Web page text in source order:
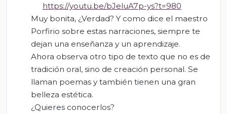
https://youtu.be/bJeluA7p-ys?t=980
Muy bonita, ¿Verdad? Y como dice el maestro
Porfirio sobre estas narraciones, siempre te
dejan una enseñanza y un aprendizaje.
Ahora observa otro tipo de texto que no es de
tradición oral, sino de creación personal. Se
llaman poemas y también tienen una gran
belleza estética.
¿Quieres conocerlos?